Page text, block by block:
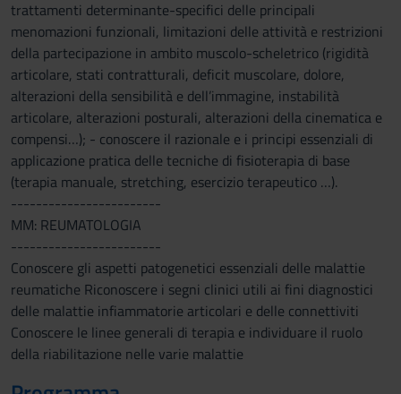
trattamenti determinante-specifici delle principali
menomazioni funzionali, limitazioni delle attività e restrizioni
della partecipazione in ambito muscolo-scheletrico (rigidità
articolare, stati contratturali, deficit muscolare, dolore,
alterazioni della sensibilità e dell’immagine, instabilità
articolare, alterazioni posturali, alterazioni della cinematica e
compensi…); - conoscere il razionale e i principi essenziali di
applicazione pratica delle tecniche di fisioterapia di base
(terapia manuale, stretching, esercizio terapeutico …).
------------------------
MM: REUMATOLOGIA
------------------------
Conoscere gli aspetti patogenetici essenziali delle malattie
reumatiche Riconoscere i segni clinici utili ai fini diagnostici
delle malattie infiammatorie articolari e delle connettiviti
Conoscere le linee generali di terapia e individuare il ruolo
della riabilitazione nelle varie malattie